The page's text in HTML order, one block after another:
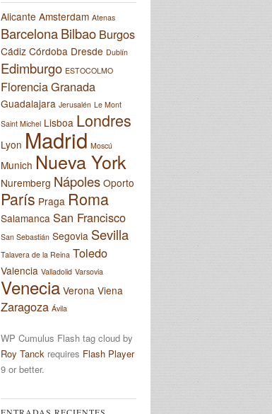
Alicante Amsterdam Atenas
BarcelonaBilbao Burgos
Cádiz Córdoba Dresde Dublín
Edimburgo ESTOCOLMO
FlorenciaGranada
Guadalajara Jerusalén Le Mont
Saint Michel Lisboa Londres
Lyon Madrid Moscú
Munich Nueva York
Nuremberg Nápoles Oporto
París Praga Roma
Salamanca San Francisco
San Sebastián Segovia Sevilla
Talavera de la Reina Toledo
Valencia Valladolid Varsovia
Venecia Verona Viena
Zaragoza Ávila
WP Cumulus Flash tag cloud by
Roy Tanck requires Flash Player
9 or better.
ENTRADAS RECIENTES